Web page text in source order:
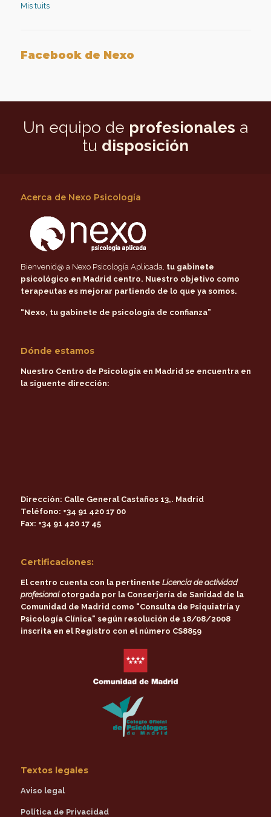
Mis tuits
Facebook de Nexo
Un equipo de profesionales a
tu disposición
Acerca de Nexo Psicología
Bienvenid@ a Nexo Psicología Aplicada, tu gabinete
psicológico en Madrid centro. Nuestro objetivo como
terapeutas es mejorar partiendo de lo que ya somos.
“Nexo, tu gabinete de psicología de confianza”
Dónde estamos
Nuestro Centro de Psicología en Madrid se encuentra en
la siguente dirección:
Dirección: Calle General Castaños 13,. Madrid
Teléfono: +34 91 420 17 00
Fax: +34 91 420 17 45
Certificaciones:
El centro cuenta con la pertinente Licencia de actividad
profesionalotorgada por la Conserjería de Sanidad de la
Comunidad de Madridcomo "Consulta de Psiquiatría y
Psicología Clínica" según resolución de 18/08/2008
inscrita en el Registro con el número CS8859
Textos legales
Aviso legal
Política de Privacidad